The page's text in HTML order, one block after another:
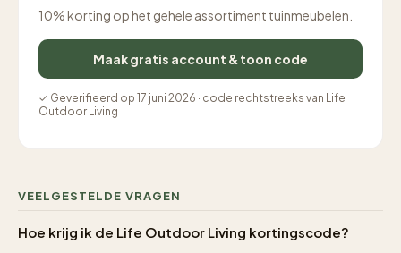
10% korting op het gehele assortiment tuinmeubelen.
Maak gratis account & toon code
✓ Geverifieerd op 17 juni 2026 · code rechtstreeks van Life
Outdoor Living
VEELGESTELDE VRAGEN
Hoe krijg ik de Life Outdoor Living kortingscode?